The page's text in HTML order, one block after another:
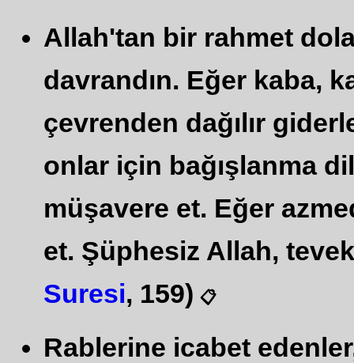
Allah'tan bir rahmet
davrandın. Eğer kaba,
çevrenden dağılır
onlar için bağışlanma
müşavere et. Eğer
et. Şüphesiz Allah,
Suresi, 159) 📋
Rablerine icabet